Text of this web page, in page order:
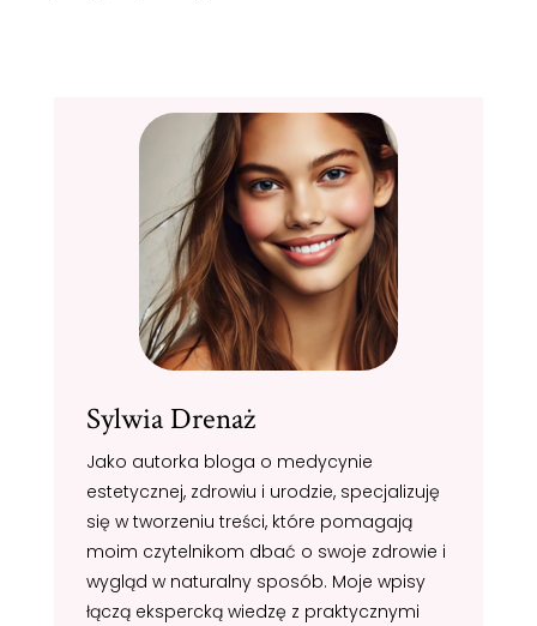
Sylwia Drenaż
Jako autorka bloga o medycynie
estetycznej, zdrowiu i urodzie, specjalizuję
się w tworzeniu treści, które pomagają
moim czytelnikom dbać o swoje zdrowie i
wygląd w naturalny sposób. Moje wpisy
łączą ekspercką wiedzę z praktycznymi